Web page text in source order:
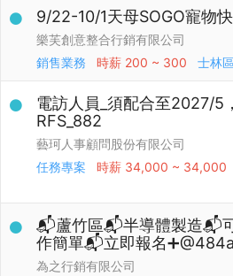
9/22-10/1天母SOGO寵物
樂芙創意整合行銷有限公司
銷售業務
時薪 200 ~ 300 士林
電訪人員_須配合至2027/5
RFS_882
藝珂人事顧問股份有限公司
任務專案
時薪 34,000 ~ 34,000
📬蘆竹區📬半導體製造📬
作簡單📬立即報名
為之行銷有限公司